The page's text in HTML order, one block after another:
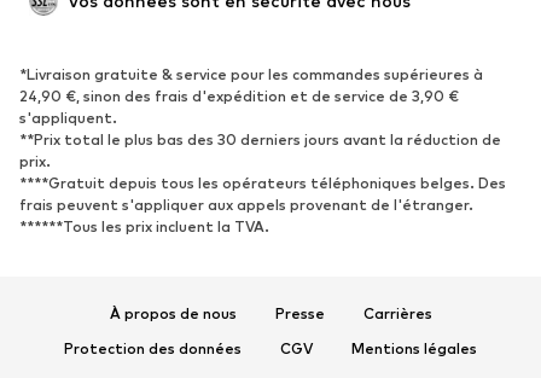
*Livraison gratuite & service pour les commandes supérieures à
24,90 €, sinon des frais d'expédition et de service de 3,90 €
s'appliquent.
**Prix total le plus bas des 30 derniers jours avant la réduction de
prix.
****Gratuit depuis tous les opérateurs téléphoniques belges. Des
frais peuvent s'appliquer aux appels provenant de l'étranger.
******Tous les prix incluent la TVA.
À propos de nous Presse
Carrières
Protection des données
CGV
Mentions légales